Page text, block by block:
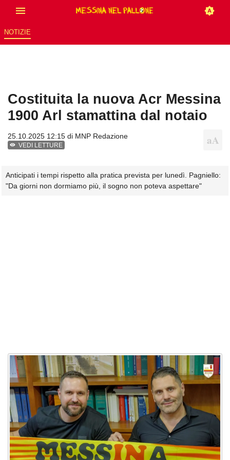
NOTIZIE
Costituita la nuova Acr Messina
1900 Arl stamattina dal notaio
25.10.2025 12:15 di MNP Redazione
VEDI LETTURE
Anticipati i tempi rispetto alla pratica prevista per lunedì. Pagniello:
"Da giorni non dormiamo più, il sogno non poteva aspettare"